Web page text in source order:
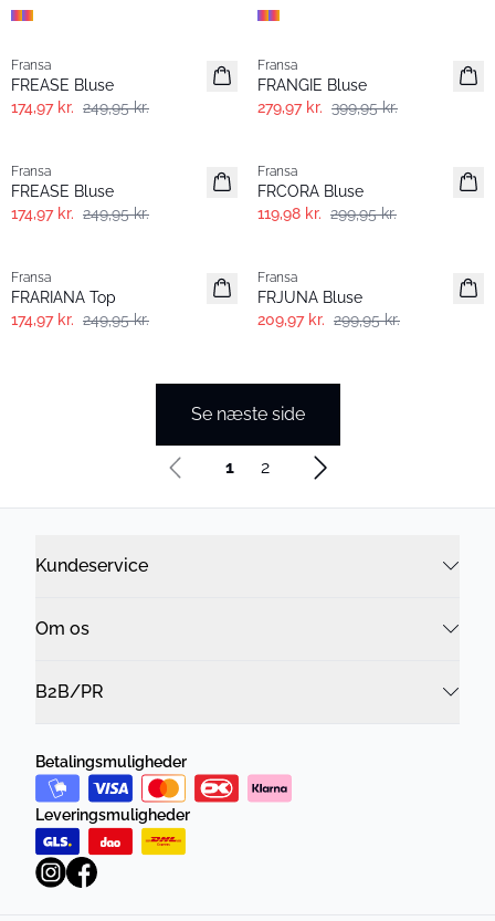
-30%
Fransa
FREASE Bluse
174,97 kr. 249,95 kr.
-30%
Fransa
FRANGIE Bluse
279,97 kr. 399,95 kr.
Fransa
FREASE Bluse
174,97 kr. 249,95 kr.
Fransa
FRCORA Bluse
119,98 kr. 299,95 kr.
Fransa
FRARIANA Top
174,97 kr. 249,95 kr.
Fransa
FRJUNA Bluse
209,97 kr. 299,95 kr.
Se næste side
1 2
Kundeservice
Om os
B2B/PR
Betalingsmuligheder
Leveringsmuligheder